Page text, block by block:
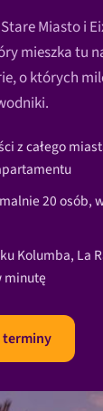
Miasto i
mieszka tu
o których
z całego
20 osób,
Kolumba, La
minutę
terminy